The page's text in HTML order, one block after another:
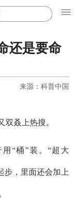
还是要命
来源：科普中国
双叒上热搜。
“桶”装。“超大
步，里面还会加上